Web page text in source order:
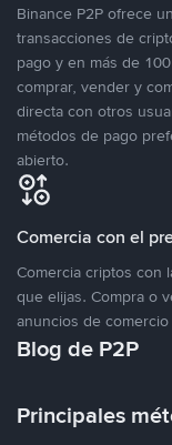
Binance P2P ofrece
transacciones de
pago y en más de
comprar, vender y
directa con otros
métodos de pago
abierto.
Comercia con el
Comercia criptos con
que elijas. Compra o
anuncios de
Blog de P2P
Principales